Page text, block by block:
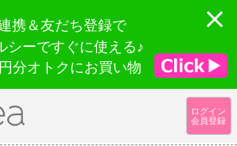
携＆友だち登録で
シーですぐに使える♪
円分オトクにお買い物
ログイン
会員登録